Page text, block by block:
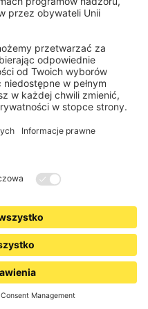
warunki sprzedaży
danych
elektronicznego (BattG /
plików cookie
www.domondo.es
• www.domondo.pl
GmbH & Co KG. Wszelkie prawa
DOMONDO